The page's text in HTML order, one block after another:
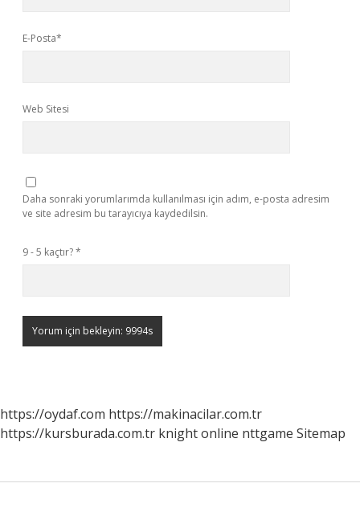
E-Posta*
Web Sitesi
Daha sonraki yorumlarımda kullanılması için adım, e-posta adresim
ve site adresim bu tarayıcıya kaydedilsin.
9 - 5 kaçtır?*
https://oydaf.com https://makinacilar.com.tr
https://kursburada.com.tr knight online nttgame Sitemap